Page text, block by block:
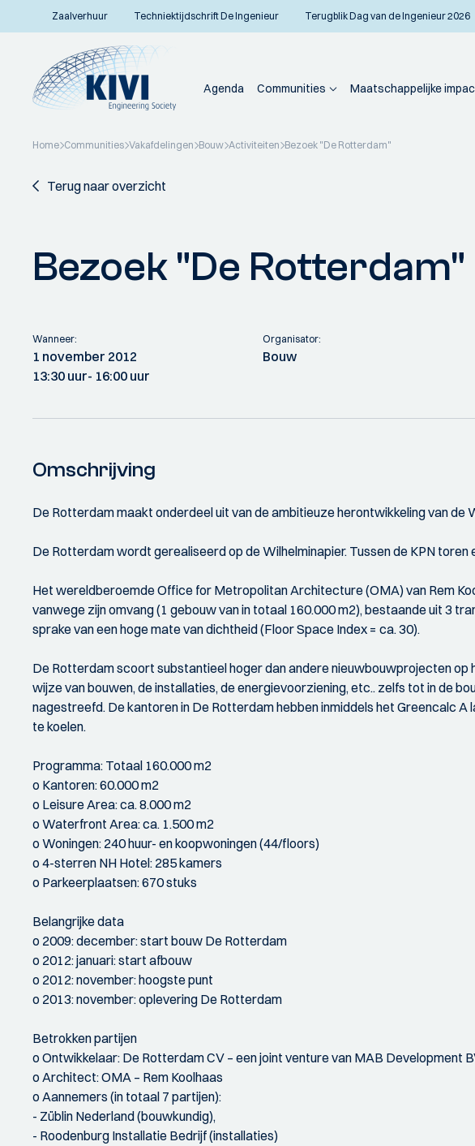
Zaalverhuur Techniektijdschrift De Ingenieur Terugblik Dag van de Ingenieur 2026
Agenda Communities Maatschappelijke
Home Communities Vakafdelingen Bouw Activiteiten Bezoek "De Rotterdam"
Terug naar overzicht
Bezoek "De Rotterdam"
Wanneer:
1 november 2012
13:30 uur- 16:00 uur
Organisator:
Bouw
Omschrijving
De Rotterdam maakt onderdeel uit van de ambitieuze herontwikkeling van de
De Rotterdam wordt gerealiseerd op de Wilhelminapier. Tussen de KPN
Het wereldberoemde Office for Metropolitan Architecture (OMA) van Rem
vanwege zijn omvang (1 gebouw van in totaal 160.000 m2), bestaande uit 3
sprake van een hoge mate van dichtheid (Floor Space Index = ca. 30).
De Rotterdam scoort substantieel hoger dan andere nieuwbouwprojecten op
wijze van bouwen, de installaties, de energievoorziening, etc.. zelfs tot in de
nagestreefd. De kantoren in De Rotterdam hebben inmiddels het Greencalc
te koelen.
Programma: Totaal 160.000 m2
o Kantoren: 60.000 m2
o Leisure Area: ca. 8.000 m2
o Waterfront Area: ca. 1.500 m2
o Woningen: 240 huur- en koopwoningen (44/floors)
o 4-sterren NH Hotel: 285 kamers
o Parkeerplaatsen: 670 stuks
Belangrijke data
o 2009: december: start bouw De Rotterdam
o 2012: januari: start afbouw
o 2012: november: hoogste punt
o 2013: november: oplevering De Rotterdam
Betrokken partijen
o Ontwikkelaar: De Rotterdam CV – een joint venture van MAB Development
o Architect: OMA – Rem Koolhaas
o Aannemers (in totaal 7 partijen):
- Züblin Nederland (bouwkundig),
- Roodenburg Installatie Bedrijf (installaties)